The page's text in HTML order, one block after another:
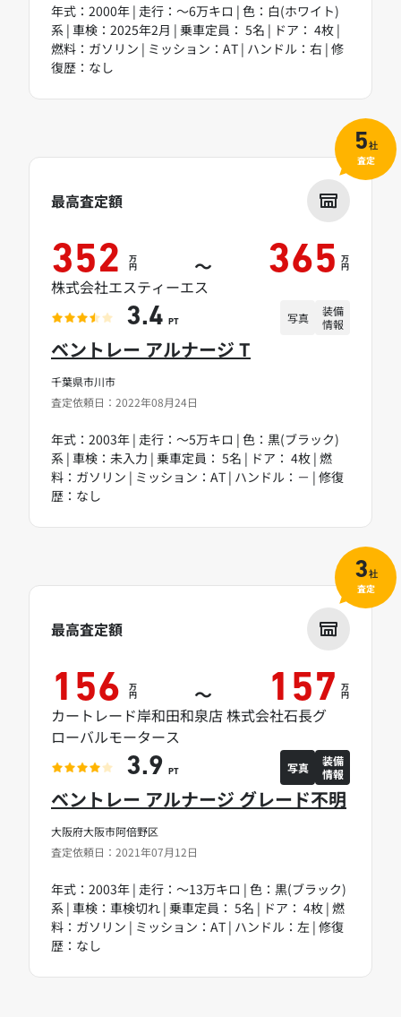
年式：2000年 | 走行：～6万キロ | 色：白(ホワイト)
系 | 車検：2025年2月 | 乗車定員： 5名 | ドア： 4枚 |
燃料：ガソリン | ミッション：AT | ハンドル：右 | 修
復歴：なし
千葉県市川市
査定依頼日：2022年08月24日
ベントレー アルナージ T
年式：2003年 | 走行：～5万キロ | 色：黒(ブラック)
系 | 車検：未入力 | 乗車定員： 5名 | ドア： 4枚 | 燃
料：ガソリン | ミッション：AT | ハンドル：－ | 修復
歴：なし
最高査定額
352 万
円 ～ 365 万
円
株式会社エスティーエス
3.4 PT 写真
装備
情報
5社
査定
大阪府大阪市阿倍野区
査定依頼日：2021年07月12日
ベントレー アルナージ グレード不明
年式：2003年 | 走行：～13万キロ | 色：黒(ブラック)
系 | 車検：車検切れ | 乗車定員： 5名 | ドア： 4枚 | 燃
料：ガソリン | ミッション：AT | ハンドル：左 | 修復
歴：なし
最高査定額
156 万
円 ～ 157 万
円
カートレード岸和田和泉店 株式会社石長グ
ローバルモータース
3.9 PT 写真
装備
情報
3社
査定